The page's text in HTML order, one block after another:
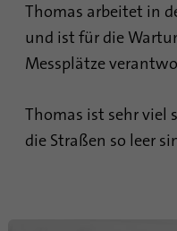
Thomas arbeitet in
und ist für die
Messplätze
Thomas ist sehr viel
die Straßen so leer